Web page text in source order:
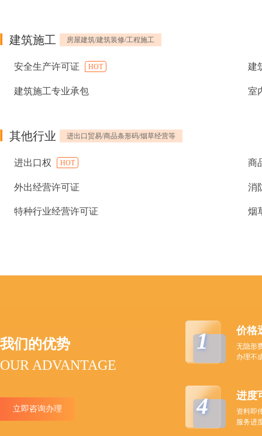
建筑施工 房屋建筑/建筑装修/工程施工
安全生产许可证 HOT 建
建筑施工专业承包 室
其他行业 进出口贸易/商品条形码/烟草经营等
进出口权 HOT 商
外出经营许可证 消
特种行业经营许可证 烟
我们的优势
OUR ADVANTAGE
立即咨询办理
1 价格
无隐形
办理不
4 进度
资料即
服务进